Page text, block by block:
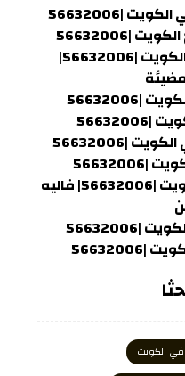
|56632006
|56632006
تاجير طاولات استقبال الكويت |56632006|
|56632006
خدمة ايقاف السيارات الكويت |56632006| فاليه
في الكويت